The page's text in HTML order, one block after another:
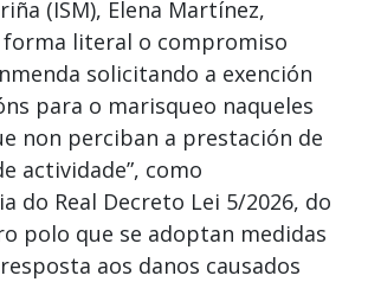
(ISM), Elena Martínez,
forma literal o compromiso
solicitando a exención
para o marisqueo naqueles
non perciban a prestación de
actividade”, como
do Real Decreto Lei 5/2026, do
polo que se adoptan medidas
aos danos causados